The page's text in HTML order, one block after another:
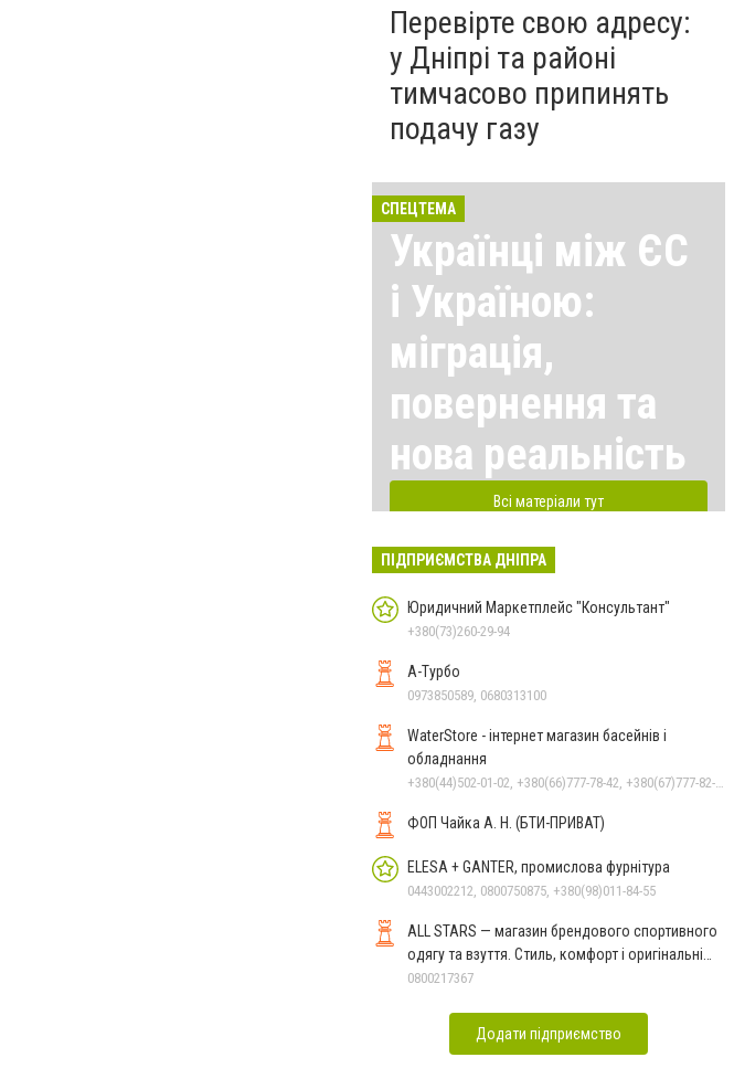
Перевірте свою адресу:
у Дніпрі та районі
тимчасово припинять
подачу газу
СПЕЦТЕМА
Українці між ЄС
і Україною:
міграція,
повернення та
нова реальність
Всі матеріали тут
ПІДПРИЄМСТВА ДНІПРА
Юридичний Маркетплейс "Консультант"
+380(73)260-29-94
А-Турбо
0973850589, 0680313100
WaterStore - інтернет магазин басейнів і
обладнання
ФОП Чайка А. Н. (БТИ-ПРИВАТ)
ELESA + GANTER, промислова фурнітура
0443002212, 0800750875, +380(98)011-84-55
ALL STARS — магазин брендового спортивного
одягу та взуття. Стиль, комфорт і оригінальні
моделі
0800217367
Додати підприємство